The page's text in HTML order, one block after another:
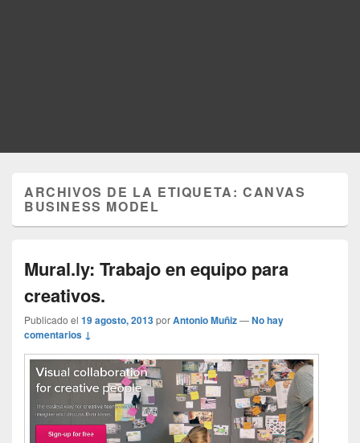
ARCHIVOS DE LA ETIQUETA:CANVAS
BUSINESS MODEL
Mural.ly: Trabajo en equipo para
creativos.
Publicado el 19 agosto, 2013porAntonio Muñiz—No hay
comentarios ↓